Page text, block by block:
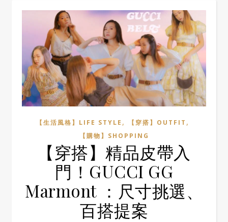
【生活風格】LIFE STYLE , 【穿搭】OUTFIT ,
【購物】SHOPPING
【穿搭】精品皮帶入
門！GUCCI GG
Marmont ：尺寸挑選、
百搭提案